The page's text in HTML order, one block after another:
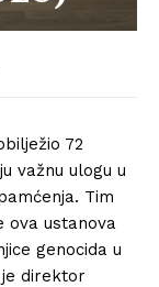
72
važnu ulogu u
Tim
ova ustanova
genocida u
je direktor